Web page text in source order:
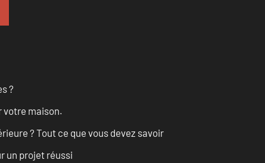
?
votre maison.
? Tout ce que vous devez savoir
un projet réussi